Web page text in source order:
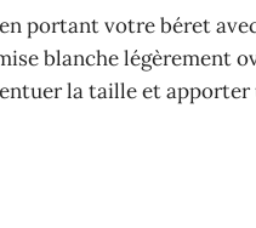
portant votre béret
blanche légèrement
la taille et